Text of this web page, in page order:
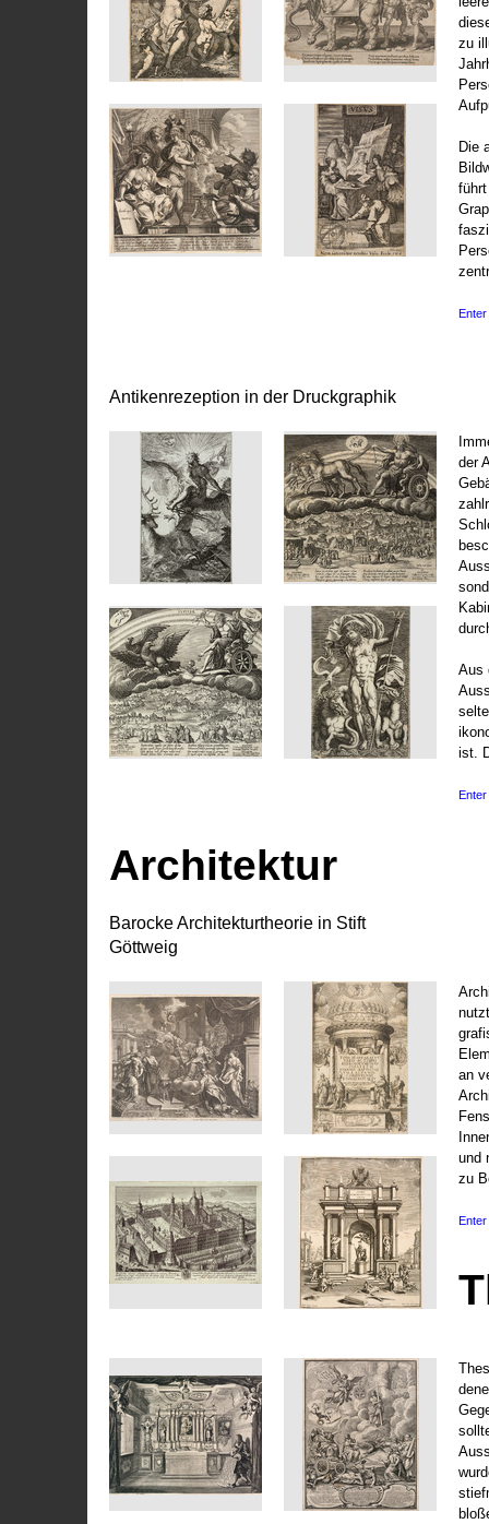
zu
Die
Enter
Antikenrezeption in der Druckgraphik
der
Aus
ist.
Enter
Architektur
Barocke Architekturtheorie in Stift
Göttweig
an
und
zu
Enter